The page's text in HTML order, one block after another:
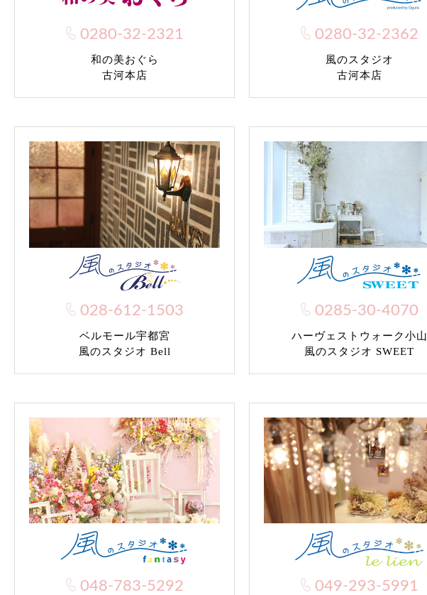
0280-32-2321
和の美おぐら
古河本店
0280-32-2362
風のスタジオ
古河本店
028-612-1503
ベルモール宇都宮
風のスタジオ Bell
0285-30-4070
ハーヴェストウォーク小山
風のスタジオ SWEET
048-783-5292 049-293-5991